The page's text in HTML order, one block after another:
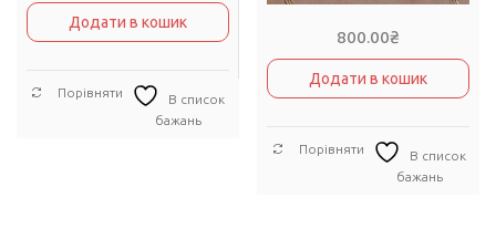
Додати в кошик
Порівняти
В список
бажань
800.00₴
Додати в кошик
Порівняти
В список
бажань